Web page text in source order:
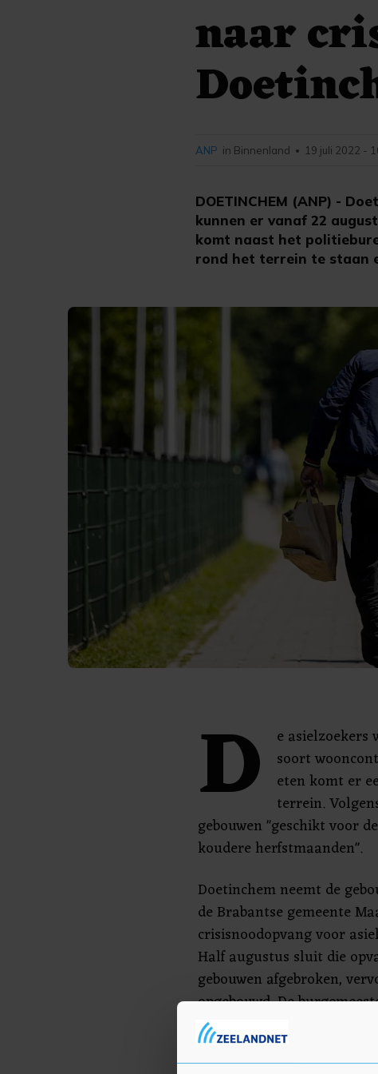
naar
DOETINCHEM (ANP) -
kunnen er vanaf 22
komt naast het
rond het terrein te staan
ANP in Binnenland • 19 juli 2022 -
D
e asielzoekers
soort
eten komt er
terrein.
gebouwen "geschikt voor
koudere herfstmaanden".
Doetinchem neemt de
de Brabantse gemeente
crisisnoodopvang voor
Half augustus sluit die
gebouwen afgebroken,
opgebouwd. De
zegt in een verklaring: "We
huisvesten een meer